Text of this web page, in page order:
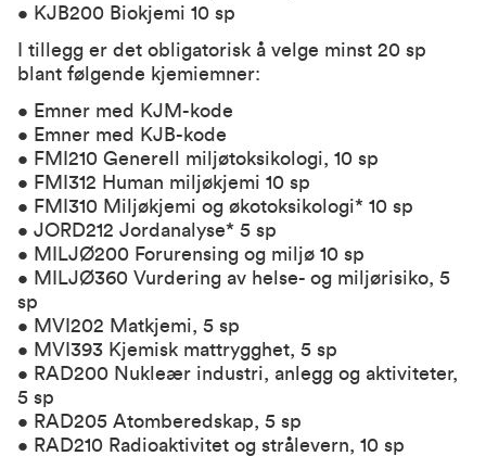
• KJB200 Biokjemi 10 sp
I tillegg er det obligatorisk å velge minst 20 sp
blant følgende kjemiemner:
• Emner med KJM-kode
• Emner med KJB-kode
• FMI210 Generell miljøtoksikologi, 10 sp
• FMI312 Human miljøkjemi 10 sp
• FMI310 Miljøkjemi og økotoksikologi* 10 sp
• JORD212 Jordanalyse* 5 sp
• MILJØ200 Forurensing og miljø 10 sp
• MILJØ360 Vurdering av helse- og miljørisiko, 5
sp
• MVI202 Matkjemi, 5 sp
• MVI393 Kjemisk mattrygghet, 5 sp
• RAD200 Nukleær industri, anlegg og aktiviteter,
5 sp
• RAD205 Atomberedskap, 5 sp
• RAD210 Radioaktivitet og strålevern, 10 sp